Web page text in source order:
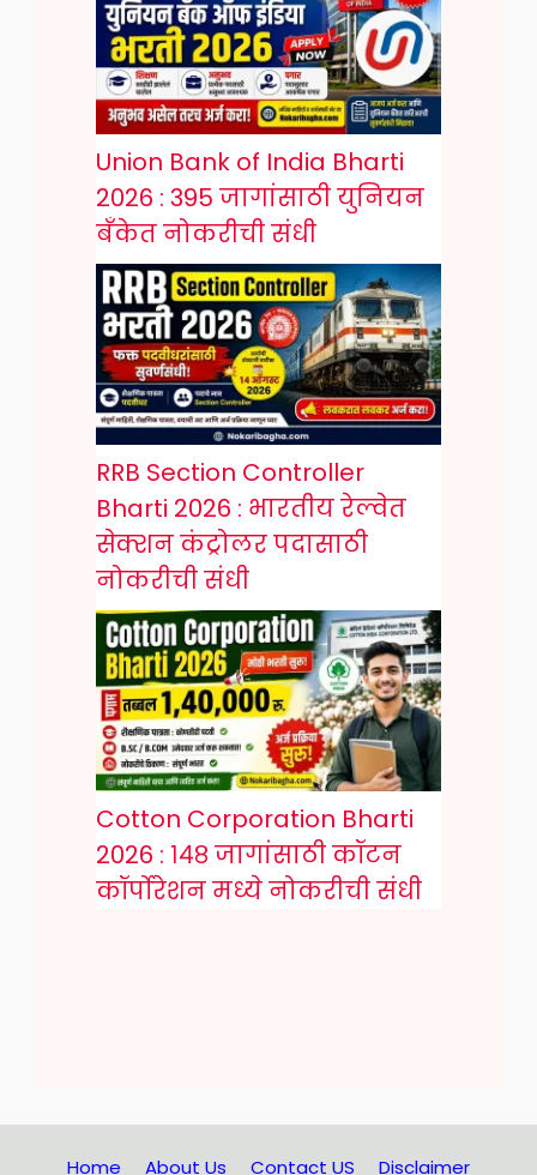
Union Bank of India Bharti
2026 : 395 जागांसाठी युनियन
बँकेत नोकरीची संधी
RRB Section Controller
Bharti 2026 : भारतीय रेल्वेत
सेक्शन कंट्रोलर पदासाठी
नोकरीची संधी
Cotton Corporation Bharti
2026 : १४८ जागांसाठी कॉटन
कॉर्पोरेशन मध्ये नोकरीची संधी
Home About Us Contact US Disclaimer